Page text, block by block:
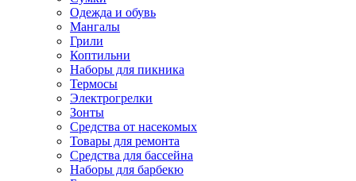
Одежда и обувь
Мангалы
Грили
Коптильни
Наборы для пикника
Термосы
Электрогрелки
Зонты
Средства от насекомых
Товары для ремонта
Средства для бассейна
Наборы для барбекю